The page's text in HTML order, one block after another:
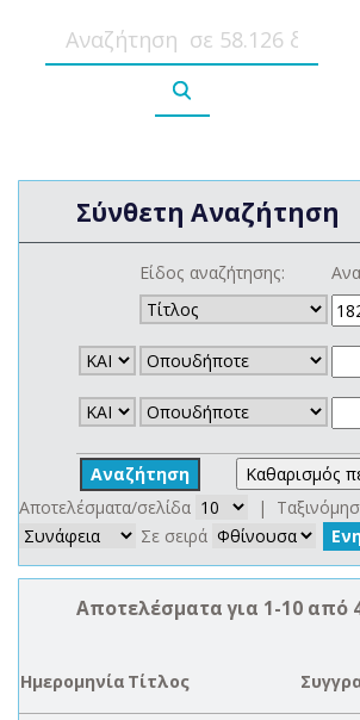
Σύνθετη Αναζήτηση
Είδος αναζήτησης:
Αποτελέσματα/σελίδα
|
Σε σειρά
Αποτελέσματα για 1-10 από
Ημερομηνία Τίτλος